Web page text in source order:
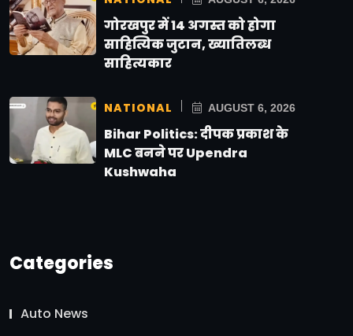
गोरखपुर में 14 अगस्त को होगा
साहित्यिक जुटान, ख्यातिलब्ध
साहित्यकार
NATIONAL AUGUST 6, 2026
Bihar Politics: दीपक प्रकाश के
MLC बनने पर Upendra
Kushwaha
Categories
Auto News